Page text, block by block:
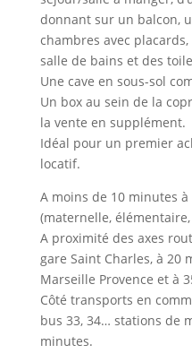
donnant sur un balcon,
chambres avec
salle de bains et des
Une cave en sous-sol
Un box au sein de la
la vente en supplément.
Idéal pour un premier
locatif.
A moins de 10 minutes à
(maternelle,
A proximité des axes
gare Saint Charles, à 20
Marseille Provence et à
Côté transports en
bus 33, 34… stations de
minutes.